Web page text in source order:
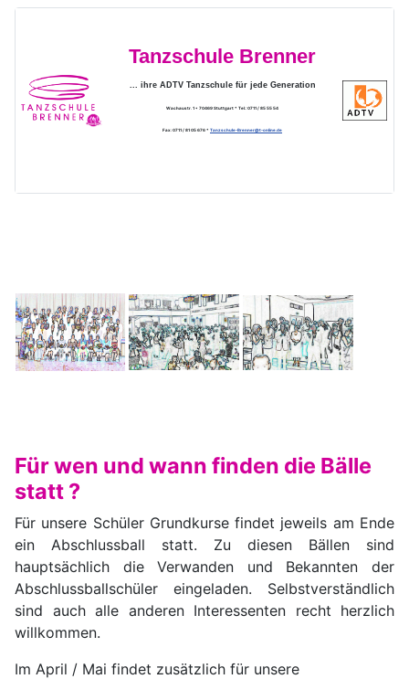
Tanzschule Brenner
... ihre ADTV Tanzschule für jede Generation
Wachaustr. 1 * 70469 Stuttgart * Tel.: 0711 / 85 55 54
Fax: 0711 / 81 05 676 * Tanzschule-Brenner@t-online.de
Für wen und wann finden die Bälle
statt ?
Für unsere Schüler Grundkurse findet jeweils am Ende
ein Abschlussball statt. Zu diesen Bällen sind
hauptsächlich die Verwanden und Bekannten der
Abschlussballschüler eingeladen. Selbstverständlich
sind auch alle anderen Interessenten recht herzlich
willkommen.
Im April / Mai findet zusätzlich für unsere